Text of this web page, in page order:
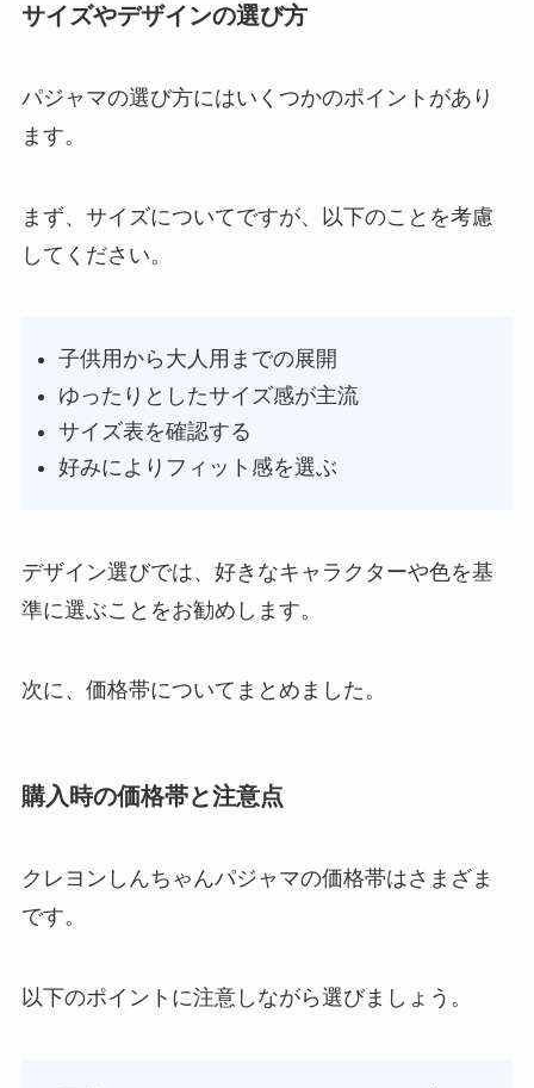
サイズやデザインの選び方
パジャマの選び方にはいくつかのポイントがあり
ます。
まず、サイズについてですが、以下のことを考慮
してください。
子供用から大人用までの展開
ゆったりとしたサイズ感が主流
サイズ表を確認する
好みによりフィット感を選ぶ
デザイン選びでは、好きなキャラクターや色を基
準に選ぶことをお勧めします。
次に、価格帯についてまとめました。
購入時の価格帯と注意点
クレヨンしんちゃんパジャマの価格帯はさまざま
です。
以下のポイントに注意しながら選びましょう。